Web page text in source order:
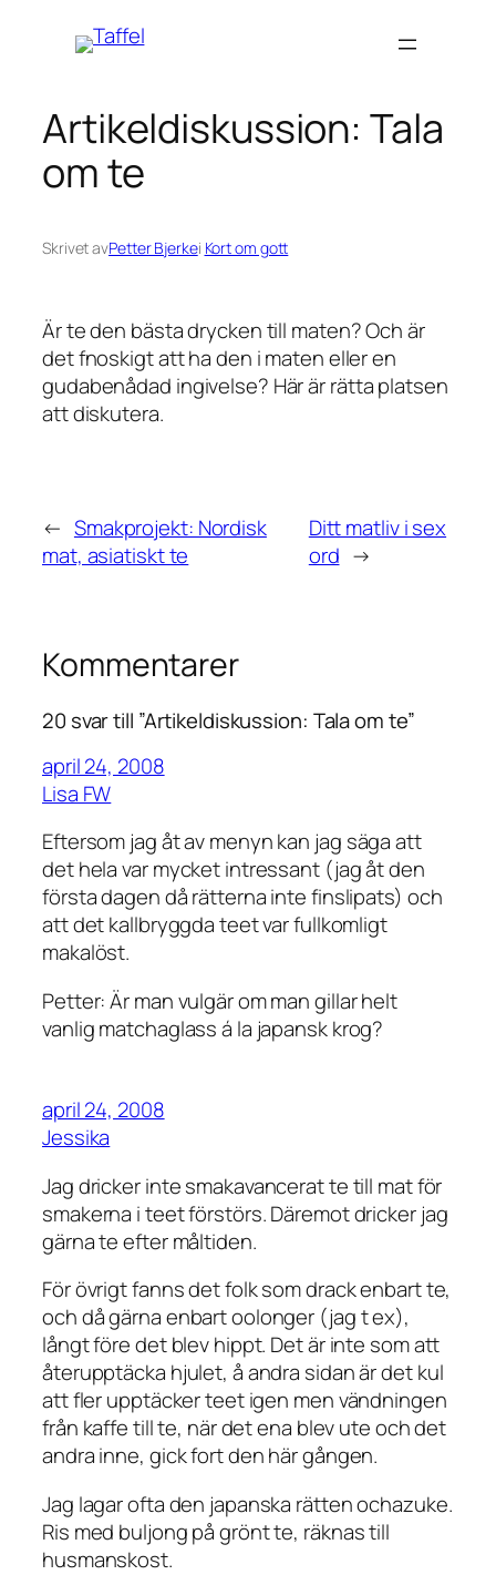
Artikeldiskussion: Tala
om te
Skrivet avPetter Bjerkei Kort om gott
Är te den bästa drycken till maten? Och är
det fnoskigt att ha den i maten eller en
gudabenådad ingivelse? Här är rätta platsen
att diskutera.
← Smakprojekt: Nordisk
mat, asiatiskt te
Ditt matliv i sex
ord →
Kommentarer
20 svar till ”Artikeldiskussion: Tala om te”
april 24, 2008
Lisa FW
Eftersom jag åt av menyn kan jag säga att
det hela var mycket intressant (jag åt den
första dagen då rätterna inte finslipats) och
att det kallbryggda teet var fullkomligt
makalöst.
Petter: Är man vulgär om man gillar helt
vanlig matchaglass á la japansk krog?
april 24, 2008
Jessika
Jag dricker inte smakavancerat te till mat för
smakerna i teet förstörs. Däremot dricker jag
gärna te efter måltiden.
För övrigt fanns det folk som drack enbart te,
och då gärna enbart oolonger (jag t ex),
långt före det blev hippt. Det är inte som att
återupptäcka hjulet, å andra sidan är det kul
att fler upptäcker teet igen men vändningen
från kaffe till te, när det ena blev ute och det
andra inne, gick fort den här gången.
Jag lagar ofta den japanska rätten ochazuke.
Ris med buljong på grönt te, räknas till
husmanskost.